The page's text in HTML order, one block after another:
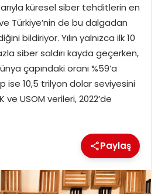
küresel siber tehditlerin en
Türkiye’nin de bu dalgadan
bildiriyor. Yılın yalnızca ilk 10
siber saldırı kayda geçerken,
çapındaki oranı %59’a
ise 10,5 trilyon dolar seviyesini
ve USOM verileri, 2022’de
Paylaş